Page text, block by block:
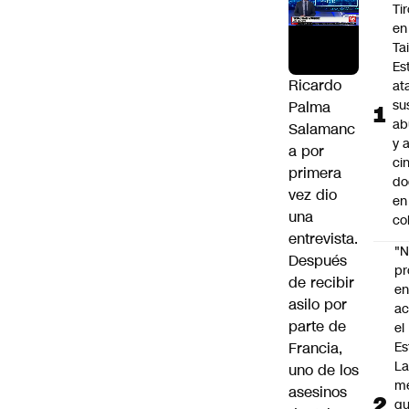
Ricardo
Palma
Salamanc
a por
primera
vez dio
una
entrevista.
Después
de recibir
asilo por
parte de
Francia,
uno de los
asesinos
en
y a
en
el
La